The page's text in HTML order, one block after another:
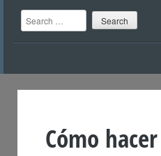
Search
Cómo hacer